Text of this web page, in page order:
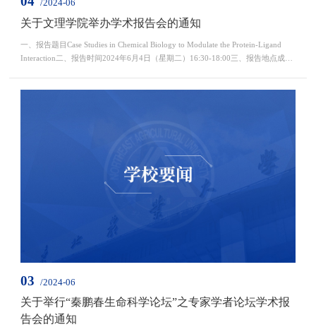
/2024-06
关于文理学院举办学术报告会的通知
一、报告题目Case Studies in Chemical Biology to Modulate the Protein-Ligand
Interaction二、报告时间2024年6月4日（星期二）16:30-18:00三、报告地点成栋
03 /2024-06
关于举行“秦鹏春生命科学论坛”之专家学者论坛学术报
告会的通知